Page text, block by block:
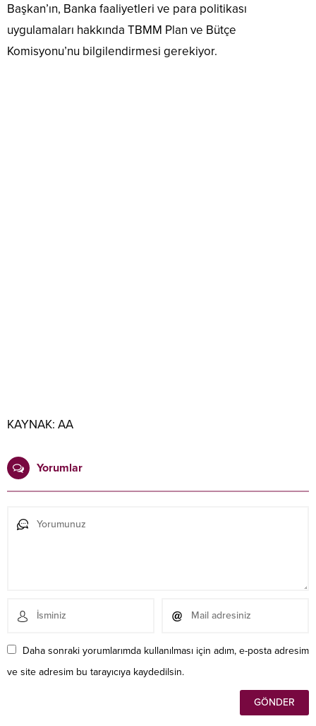
Başkan’ın, Banka faaliyetleri ve para politikası
uygulamaları hakkında TBMM Plan ve Bütçe
Komisyonu’nu bilgilendirmesi gerekiyor.
KAYNAK: AA
Yorumlar
Daha sonraki yorumlarımda kullanılması için adım, e-posta adresim
ve site adresim bu tarayıcıya kaydedilsin.